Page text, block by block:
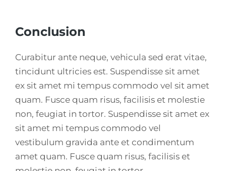
Conclusion
Curabitur ante neque, vehicula sed erat vitae,
tincidunt ultricies est. Suspendisse sit amet
ex sit amet mi tempus commodo vel sit amet
quam. Fusce quam risus, facilisis et molestie
non, feugiat in tortor. Suspendisse sit amet ex
sit amet mi tempus commodo vel
vestibulum gravida ante et condimentum
amet quam. Fusce quam risus, facilisis et